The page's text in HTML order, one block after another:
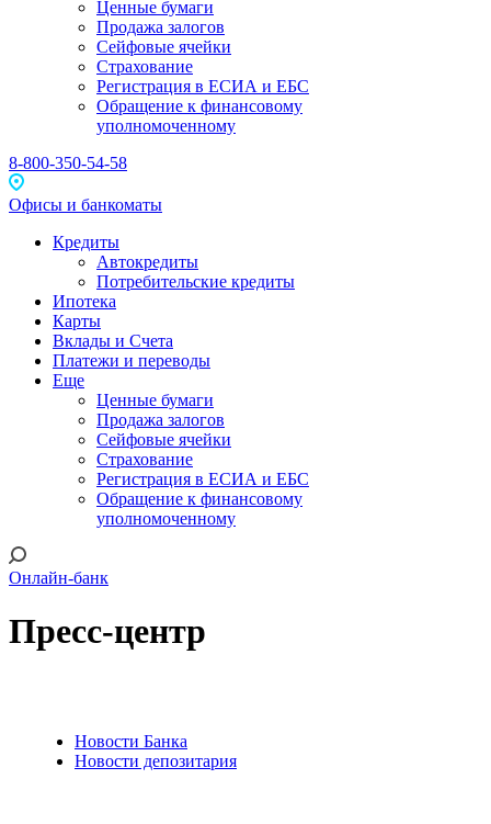
Ценные бумаги
Продажа залогов
Сейфовые ячейки
Страхование
Регистрация в ЕСИА и ЕБС
Обращение к финансовому
уполномоченному
8-800-350-54-58
Офисы и банкоматы
Кредиты
Автокредиты
Потребительские кредиты
Ипотека
Карты
Вклады и Счета
Платежи и переводы
Еще
Ценные бумаги
Продажа залогов
Сейфовые ячейки
Страхование
Регистрация в ЕСИА и ЕБС
Обращение к финансовому
уполномоченному
Онлайн-банк
Пресс-центр
Новости Банка
Новости депозитария